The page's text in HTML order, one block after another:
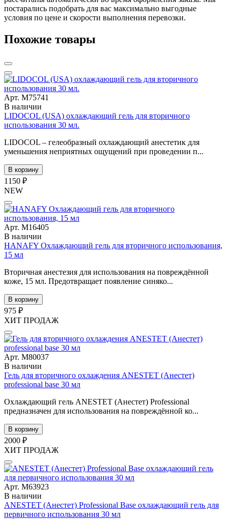
постарались подобрать для вас максимально выгодные
условия по цене и скорости выполнения перевозки.
Похожие товары
Арт. М75741
В наличии
LIDOCOL (USA) охлаждающий гель для вторичного
использования 30 мл.
LIDOCOL – гелеобразный охлаждающий анестетик для
уменьшения неприятных ощущений при проведении п...
В корзину
1150 ₽
NEW
Арт. М16405
В наличии
HANAFY Охлаждающий гель для вторичного использования,
15 мл
Вторичная анестезия для использования на повреждённой
коже, 15 мл. Предотвращает появление синяко...
В корзину
975 ₽
ХИТ ПРОДАЖ
Арт. М80037
В наличии
Гель для вторичного охлаждения ANESTET (Анестет)
professional base 30 мл
Охлаждающий гель ANESTET (Анестет) Professional
предназначен для использования на повреждённой ко...
В корзину
2000 ₽
ХИТ ПРОДАЖ
Арт. М63923
В наличии
ANESTET (Анестет) Professional Base охлаждающий гель для
первичного использования 30 мл